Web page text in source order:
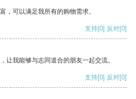
，可以满足我所有的购物需求。
支持[0] 反对[0]
让我能够与志同道合的朋友一起交流。
支持[0] 反对[0]